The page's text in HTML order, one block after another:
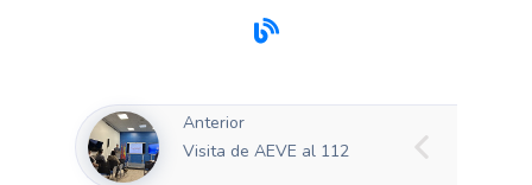
Anterior
Visita de AEVE al 112